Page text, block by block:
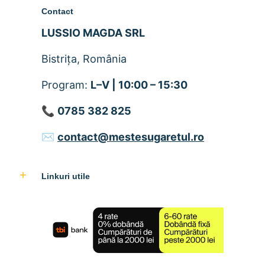
Contact
LUSSIO MAGDA SRL
Bistrița, România
Program: L–V | 10:00 – 15:30
📞 0785 382 825
✉️ contact@mestesugaretul.ro
Linkuri utile